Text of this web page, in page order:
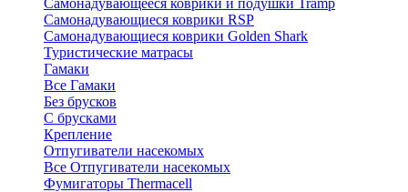
Самонадувающееся коврики и подушки Tramp
Самонадувающиеся коврики RSP
Самонадувающиеся коврики Golden Shark
Туристические матрасы
Гамаки
Все Гамаки
Без брусков
С брусками
Крепление
Отпугиватели насекомых
Все Отпугиватели насекомых
Фумигаторы Thermacell